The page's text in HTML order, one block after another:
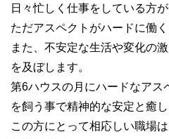
日々忙しく仕事をしている方
ただアスペクトがハードに働
また、不安定な生活や変化の
を及ぼします。
第6ハウスの月にハードなアス
を飼う事で精神的な安定と癒
この方にとって相応しい職場